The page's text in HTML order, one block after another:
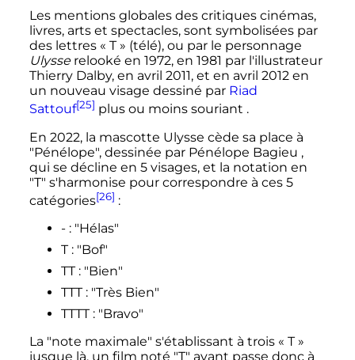
Les mentions globales des critiques cinémas,
livres, arts et spectacles, sont symbolisées par
des lettres « T » (télé), ou par le personnage
Ulysserelooké en 1972, en 1981 par l'illustrateur
Thierry Dalby, en avril 2011, et en avril 2012en
un nouveau visage dessiné par Riad
Sattouf[25] plus ou moins souriant .
En 2022, la mascotte Ulysse cède sa place à
"Pénélope", dessinée par Pénélope Bagieu ,
qui se décline en 5 visages, et la notation en
"T" s'harmonise pour correspondre à ces 5
catégories[26] :
- : "Hélas"
T : "Bof"
TT : "Bien"
TTT : "Très Bien"
TTTT : "Bravo"
La "note maximale" s'établissant à trois « T »
jusque là, un film noté "T" avant passe donc à